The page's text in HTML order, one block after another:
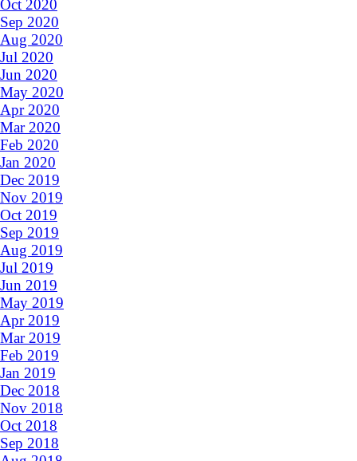
Oct 2020
Sep 2020
Aug 2020
Jul 2020
Jun 2020
May 2020
Apr 2020
Mar 2020
Feb 2020
Jan 2020
Dec 2019
Nov 2019
Oct 2019
Sep 2019
Aug 2019
Jul 2019
Jun 2019
May 2019
Apr 2019
Mar 2019
Feb 2019
Jan 2019
Dec 2018
Nov 2018
Oct 2018
Sep 2018